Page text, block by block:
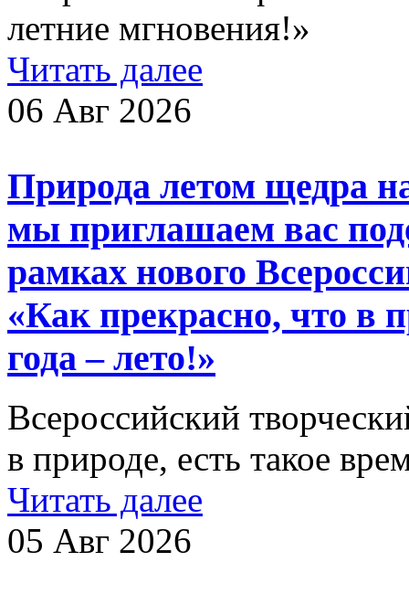
летние мгновения!»
Читать далее
06 Авг 2026
Природа летом щедра
мы приглашаем вас
рамках нового
«Как прекрасно, что в
года – лето!»
Всероссийский
в природе, есть такое
Читать далее
05 Авг 2026